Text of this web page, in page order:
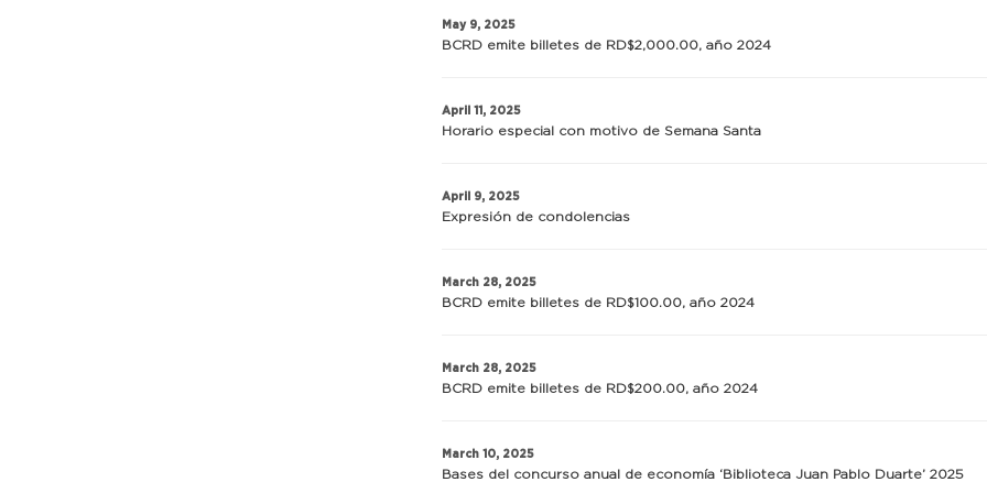
May 9, 2025
BCRD emite billetes de RD$2,000.00, año 2024
April 11, 2025
Horario especial con motivo de Semana Santa
April 9, 2025
Expresión de condolencias
March 28, 2025
BCRD emite billetes de RD$100.00, año 2024
March 28, 2025
BCRD emite billetes de RD$200.00, año 2024
March 10, 2025
Bases del concurso anual de economía ‘Biblioteca Juan Pablo Duarte’ 2025